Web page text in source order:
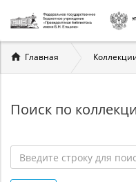
Вы
здесь
Главная
Поиск по